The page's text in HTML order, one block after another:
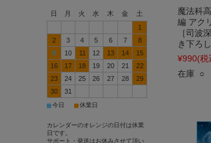
魔法科
編 アク
［司波
き下ろし
¥990(税
在庫 ○
日 月 火 水 木 金
土
1
2
3 4 5 6 7
8
9
10 11 12 13 14
15
16
17 18 19 20 21
22
23
24 25 26 27 28
29
30
31
■今日 ■休業日
カレンダーのオレンジの日付は休業
日です。
サポート・発送はお休みさせて頂い